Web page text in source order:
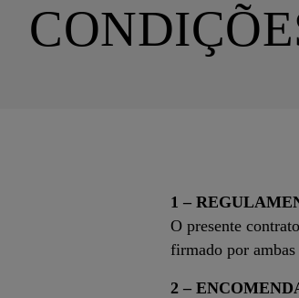
1 –
O presente
firmado por ambas
2 –